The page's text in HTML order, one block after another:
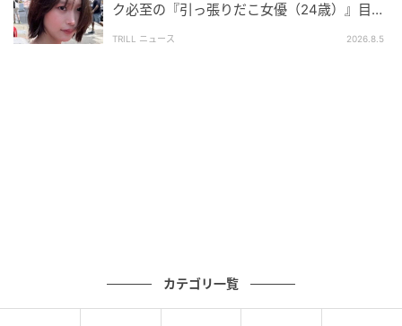
ク必至の『引っ張りだこ女優（24歳）』目が
TRILL ニュース 2026.8.5
カテゴリ一覧